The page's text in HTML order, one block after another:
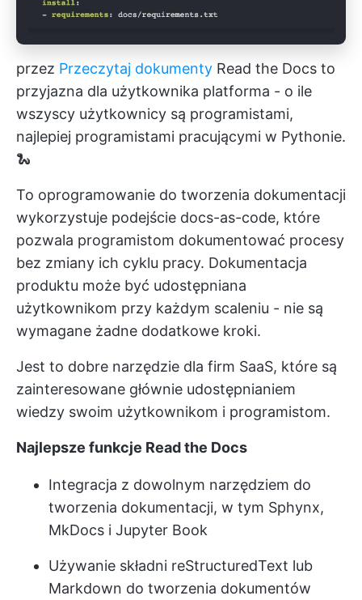
przez Przeczytaj dokumenty Read the Docs to
przyjazna dla użytkownika platforma - o ile
wszyscy użytkownicy są programistami,
najlepiej programistami pracującymi w Pythonie.
🐍
To oprogramowanie do tworzenia dokumentacji
wykorzystuje podejście docs-as-code, które
pozwala programistom dokumentować procesy
bez zmiany ich cyklu pracy. Dokumentacja
produktu może być udostępniana
użytkownikom przy każdym scaleniu - nie są
wymagane żadne dodatkowe kroki.
Jest to dobre narzędzie dla firm SaaS, które są
zainteresowane głównie udostępnianiem
wiedzy swoim użytkownikom i programistom.
Najlepsze funkcje Read the Docs
Integracja z dowolnym narzędziem do
tworzenia dokumentacji, w tym Sphynx,
MkDocs i Jupyter Book
Używanie składni reStructuredText lub
Markdown do tworzenia dokumentów